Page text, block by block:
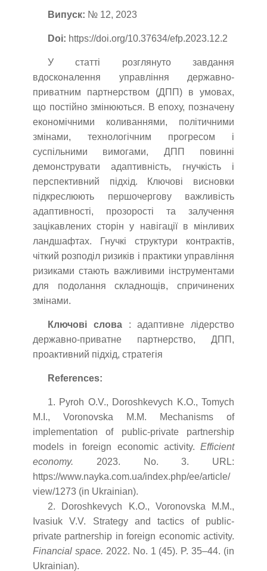
Випуск: № 12, 2023
Doi: https://doi.org/10.37634/efp.2023.12.2
У статті розглянуто завдання
вдосконалення управління державно-
приватним партнерством (ДПП) в умовах,
що постійно змінюються. В епоху, позначену
економічними коливаннями, політичними
змінами, технологічним прогресом і
суспільними вимогами, ДПП повинні
демонструвати адаптивність, гнучкість і
перспективний підхід. Ключові висновки
підкреслюють першочергову важливість
адаптивності, прозорості та залучення
зацікавлених сторін у навігації в мінливих
ландшафтах. Гнучкі структури контрактів,
чіткий розподіл ризиків і практики управління
ризиками стають важливими інструментами
для подолання складнощів, спричинених
змінами.
Ключові слова: адаптивне лідерство
державно-приватне партнерство, ДПП,
проактивний підхід, стратегія
References:
1. Pyroh O.V., Doroshkevych K.O., Tomych
M.I., Voronovska M.M. Mechanisms of
implementation of public-private partnership
models in foreign economic activity. Efficient
economy. 2023. No. 3. URL:
https://www.nayka.com.ua/index.php/ee/article/
view/1273 (in Ukrainian).
2. Doroshkevych K.O., Voronovska M.M.,
Ivasiuk V.V. Strategy and tactics of public-
private partnership in foreign economic activity.
Financial space. 2022. No. 1 (45). P. 35–44. (in
Ukrainian).